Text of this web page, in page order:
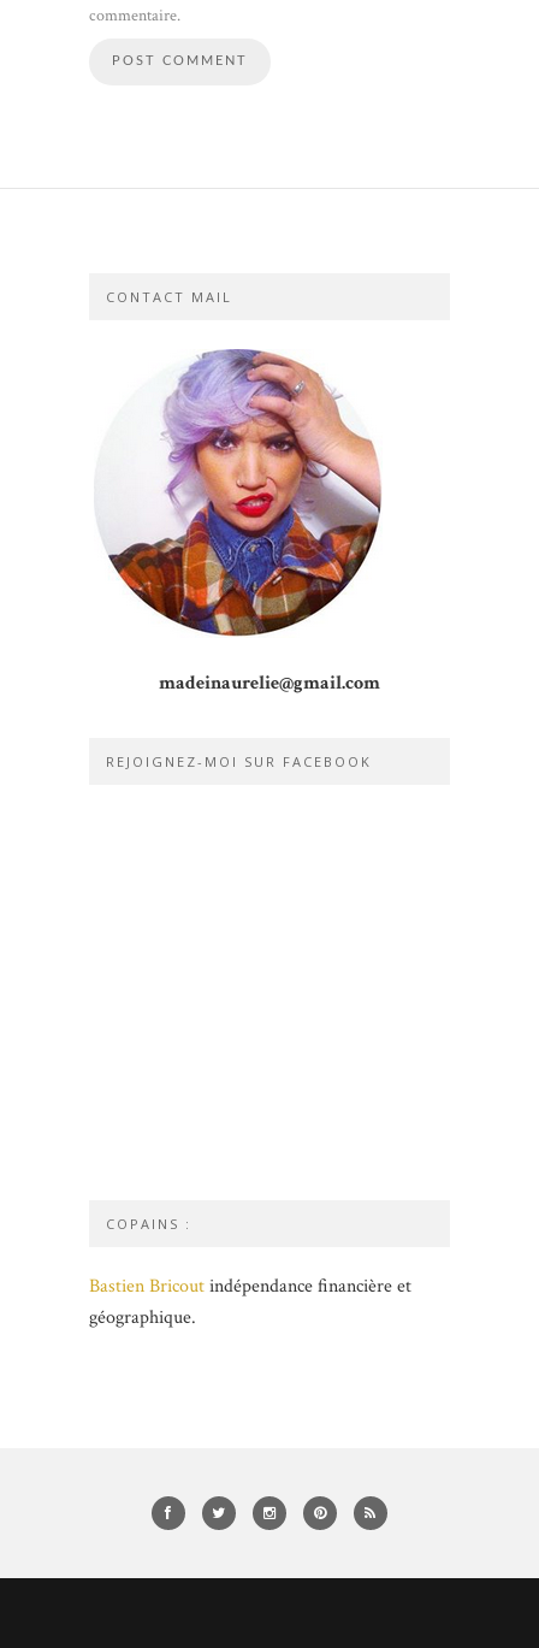
commentaire.
CONTACT MAIL
madeinaurelie@gmail.com
REJOIGNEZ-MOI SUR FACEBOOK
COPAINS :
Bastien Bricoutindépendance financière et
géographique.